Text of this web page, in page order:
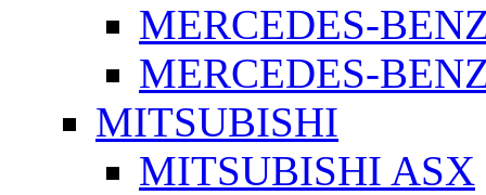
MERCEDES-
MERCEDES-
MITSUBISHI
MITSUBISHI ASX